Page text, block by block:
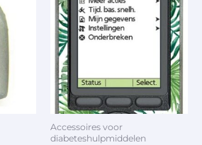
Accessoires voor
diabeteshulpmiddelen